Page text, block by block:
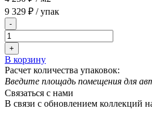
9 329 ₽ / упак
-
+
В корзину
Расчет количества упаковок:
Введите площадь помещения для
Связаться с нами
В связи с обновлением коллекций